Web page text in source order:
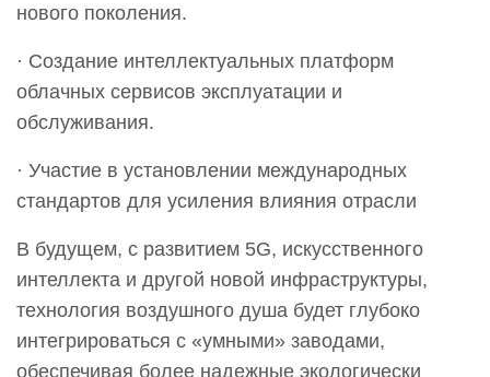
нового поколения.
· Создание интеллектуальных платформ
облачных сервисов эксплуатации и
обслуживания.
· Участие в установлении международных
стандартов для усиления влияния отрасли
В будущем, с развитием 5G, искусственного
интеллекта и другой новой инфраструктуры,
технология воздушного душа будет глубоко
интегрироваться с «умными» заводами,
обеспечивая более надежные экологически